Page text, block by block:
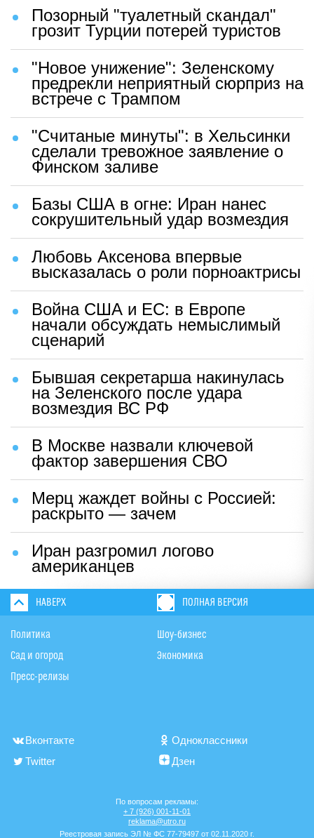
Позорный "туалетный скандал"
грозит Турции потерей туристов
"Новое унижение": Зеленскому
предрекли неприятный сюрприз на
встрече с Трампом
"Считаные минуты": в Хельсинки
сделали тревожное заявление о
Финском заливе
Базы США в огне: Иран нанес
сокрушительный удар возмездия
Любовь Аксенова впервые
высказалась о роли порноактрисы
Война США и ЕС: в Европе
начали обсуждать немыслимый
сценарий
Бывшая секретарша накинулась
на Зеленского после удара
возмездия ВС РФ
В Москве назвали ключевой
фактор завершения СВО
Мерц жаждет войны с Россией:
раскрыто — зачем
Иран разгромил логово
американцев
НАВЕРХ ПОЛНАЯ ВЕРСИЯ
Политика
Сад и огород
Пресс-релизы
Шоу-бизнес
Экономика
Вконтакте
Одноклассники
Twitter
Дзен
По вопросам рекламы:
+ 7 (926) 001-11-01
reklama@utro.ru
Реестровая запись ЭЛ № ФС 77-79497 от 02.11.2020 г.